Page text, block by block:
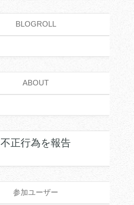
BLOGROLL
ABOUT
不正行為を報告
参加ユーザー